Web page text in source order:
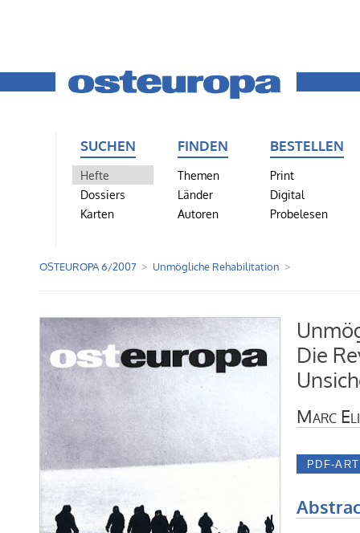
SUCHEN
Hefte
Dossiers
Karten
FINDEN
Themen
Länder
Autoren
BESTELLEN
Print
Digital
Probelesen
OSTEUROPA 6/2007 Unmögliche Rehabilitation
Die
Marc